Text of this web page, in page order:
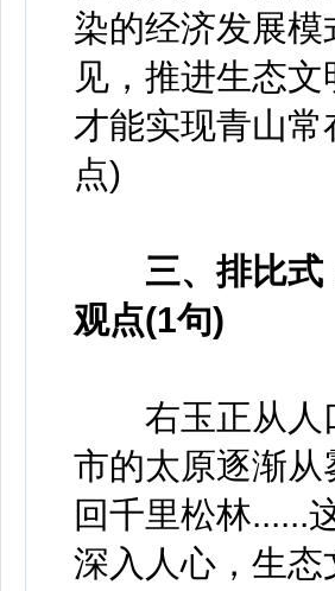
染的经济发展
见，推进生态
才能实现青山
点)
三、排比式
观点(1句)
右玉正从人口
市的太原逐渐
回千里松林......
深入人心，生